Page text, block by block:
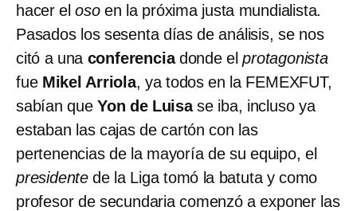
hacer elosoen la próxima justa mundialista.
Pasados los sesenta días de análisis, se nos
citó a una conferenciadonde elprotagonista
fue Mikel Arriola, ya todos en la FEMEXFUT,
sabían queYon de Luisase iba, incluso ya
estaban las cajas de cartón con las
pertenencias de la mayoría de su equipo, el
presidentede la Liga tomó la batuta y como
profesor de secundaria comenzó a exponer las